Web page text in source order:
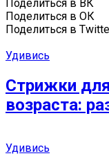
Поделиться в ВК
Поделиться в ОК
Поделиться в
Удивись
Стрижки
возраста:
Удивись